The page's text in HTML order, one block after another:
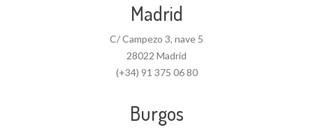
Madrid
C/ Campezo 3, nave 5
28022 Madrid
(+34) 91 375 06 80
Burgos